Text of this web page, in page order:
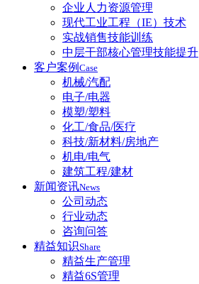
企业人力资源管理
现代工业工程（IE）技术
实战销售技能训练
中层干部核心管理技能提升
客户案例 Case
机械/汽配
电子/电器
模塑/塑料
化工/食品/医疗
科技/新材料/房地产
机电/电气
建筑工程/建材
新闻资讯News
公司动态
行业动态
咨询问答
精益知识Share
精益生产管理
精益6S管理